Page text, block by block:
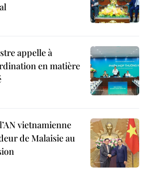
appelle à
en matière
vietnamienne
de Malaisie au